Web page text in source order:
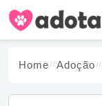
Home Adoção